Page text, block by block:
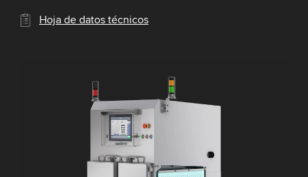
Hoja de datos técnicos